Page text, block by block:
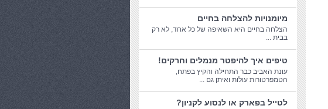
מיומנויות להצלחה בחיים
הצלחה בחיים היא השאיפה של כל אחד, לא רק
בבית ...
טיפים איך להיפטר מנמלים וחרקים!
עונת האביב כבר התחילה והקיץ בפתח,
הטמפרטורות עולות ואיתן גם ...
לטייל בפארק או לנסוע לקניון?